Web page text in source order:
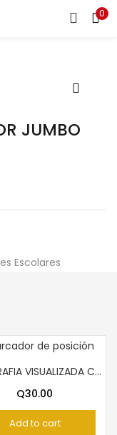
0
REGISTRARSE
JUMBO
Escolares
GEOGRAFIA VISUALIZADA CENTROAMERICANA PIEDRASANTA
Q30.00
Add to cart